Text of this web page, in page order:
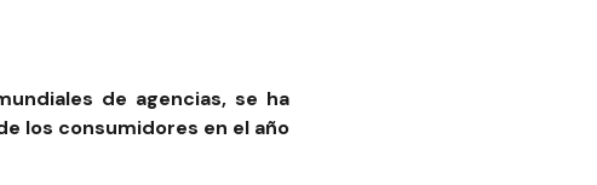
de agencias, se ha
los consumidores en el año